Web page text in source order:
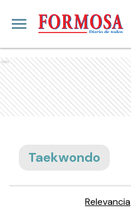
Ads
Taekwondo
Relevancia